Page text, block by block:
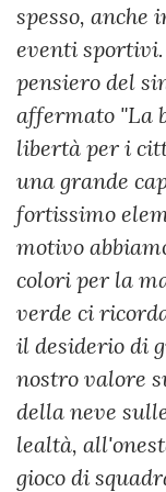
spesso, anche
eventi
pensiero del
affermato "La
libertà per i
una grande
fortissimo
motivo
colori per la
verde ci
il desiderio di
nostro valore
della neve
lealtà,
gioco di